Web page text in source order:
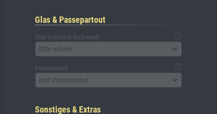
Glas & Passepartout
Glas (inklusive Rückwand)
Bitte wählen
Passepartout
Kein Passepartout
Sonstiges & Extras